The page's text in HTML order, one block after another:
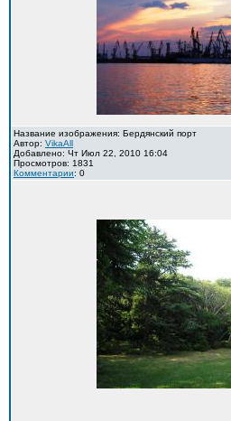
Название изображения: Бердянский порт
Автор: VikaAll
Добавлено: Чт Июл 22, 2010 16:04
Просмотров: 1831
Комментарии: 0